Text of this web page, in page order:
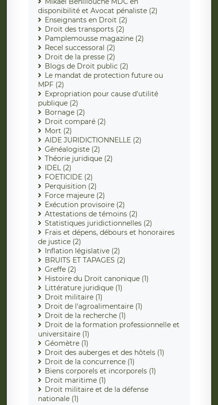
disponibilité et Avocat pénaliste (2)
Enseignants en Droit (2)
Droit des transports (2)
Pamplemousse magazine (2)
Recel successoral (2)
Droit de la presse (2)
Blogs de Droit public (2)
Le mandat de protection future ou
MPF (2)
Expropriation pour cause d'utilité
publique (2)
Bornage (2)
Droit comparé (2)
Mort (2)
AIDE JURIDICTIONNELLE (2)
Généalogiste (2)
Théorie juridique (2)
IDEL (2)
FOETICIDE (2)
Perquisition (2)
Force majeure (2)
Exécution provisoire (2)
Attestations de témoins (2)
Statistiques juridictionnelles (2)
Frais et dépens, débours et honoraires
de justice (2)
Inflation législative (2)
BRUITS ET TAPAGES (2)
Greffe (2)
Histoire du Droit canonique (1)
Littérature juridique (1)
Droit militaire (1)
Droit de l'agroalimentaire (1)
Droit de la recherche (1)
Droit de la formation professionnelle et
universitaire (1)
Géomètre (1)
Droit des auberges et des hôtels (1)
Droit de la concurrence (1)
Biens corporels et incorporels (1)
Droit maritime (1)
Droit militaire et de la défense
nationale (1)